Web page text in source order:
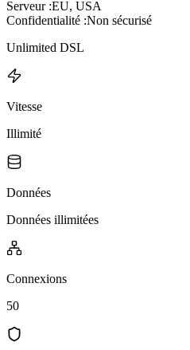
Serveur :EU, USA
Confidentialité :Non sécurisé
Unlimited DSL
Vitesse
Illimité
Données
Données illimitées
Connexions
50